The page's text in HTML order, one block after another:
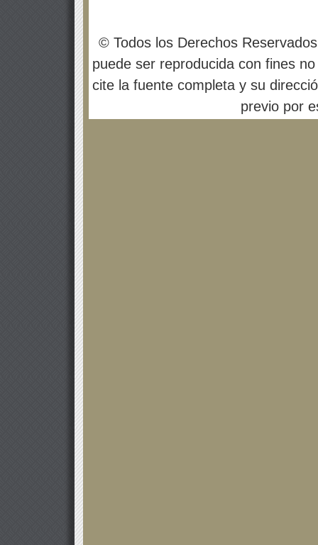
© Todos los Derechos
puede ser reproducida con fines
cite la fuente completa y su
previo por